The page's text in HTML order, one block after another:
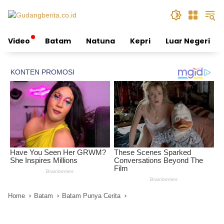
Video Batam Natuna Kepri Luar Negeri
Home Batam Batam Punya Cerita